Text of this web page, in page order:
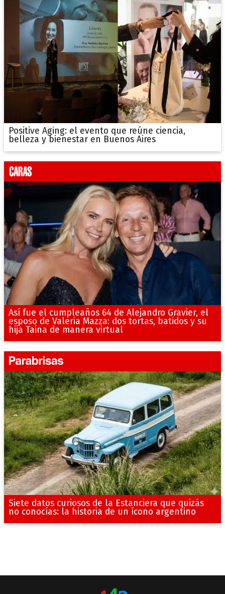
Positive Aging: el evento que reúne ciencia,
belleza y bienestar en Buenos Aires
Así fue el cumpleaños 64 de Alejandro Gravier, el
esposo de Valeria Mazza: dos tortas, batidos y su
hija Taina de manera virtual
Siete datos curiosos de la Estanciera que quizás
no conocías: la historia de un ícono argentino